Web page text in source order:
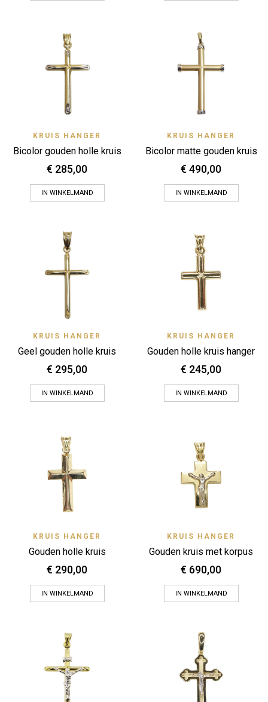
KRUIS HANGER
Bicolor gouden holle kruis
€ 285,00
IN WINKELMAND
KRUIS HANGER
Bicolor matte gouden kruis
€ 490,00
IN WINKELMAND
KRUIS HANGER
Geel gouden holle kruis
€ 295,00
IN WINKELMAND
KRUIS HANGER
Gouden holle kruis hanger
€ 245,00
IN WINKELMAND
KRUIS HANGER
Gouden holle kruis
€ 290,00
IN WINKELMAND
KRUIS HANGER
Gouden kruis met korpus
€ 690,00
IN WINKELMAND